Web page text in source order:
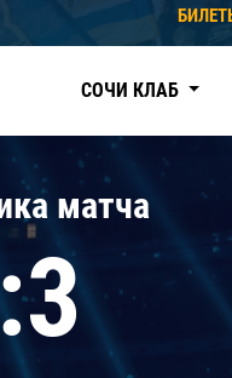
СОЧИ КЛАБ
матча